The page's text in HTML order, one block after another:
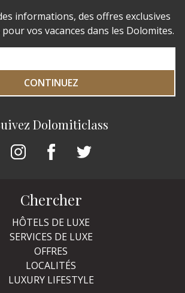
Dolomiticlass
informations, des offres exclusives
vos vacances dans les Dolomites.
CONTINUEZ
Chercher
HÔTELS DE LUXE
SERVICES DE LUXE
OFFRES
LOCALITÉS
LUXURY LIFESTYLE